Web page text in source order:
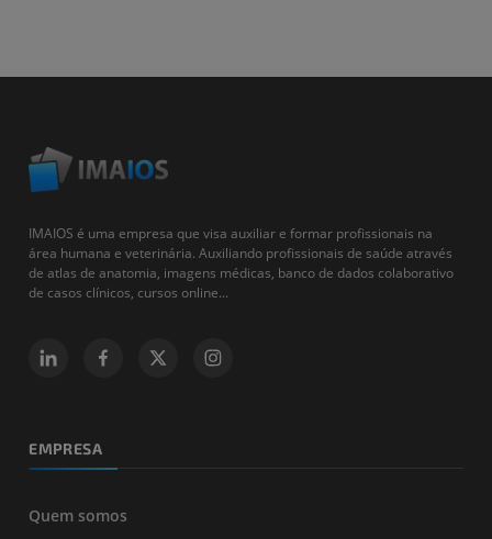
IMAIOS é uma empresa que visa auxiliar e formar profissionais na
área humana e veterinária. Auxiliando profissionais de saúde através
de atlas de anatomia, imagens médicas, banco de dados colaborativo
de casos clínicos, cursos online...
EMPRESA
Quem somos